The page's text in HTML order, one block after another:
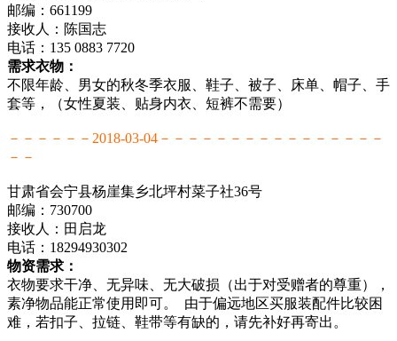
邮编：661199
接收人：陈国志
电话：135 0883 7720
需求衣物：
不限年龄、男女的秋冬季衣服、鞋子、被子、床单、帽子、手
套等，（女性夏装、贴身内衣、短裤不需要）
－－－－－－2018-03-04－－－－－－－－－－－－－－－－
－－
甘肃省会宁县杨崖集乡北坪村菜子社36号
邮编：730700
接收人：田启龙
电话：18294930302
物资需求：
衣物要求干净、无异味、无大破损（出于对受赠者的尊重），
素净物品能正常使用即可。 由于偏远地区买服装配件比较困
难，若扣子、拉链、鞋带等有缺的，请先补好再寄出。